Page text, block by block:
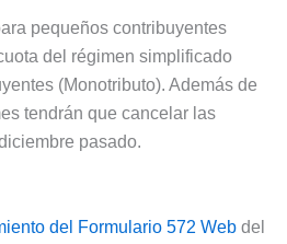
pequeños contribuyentes
del régimen simplificado
(Monotributo). Además de
tendrán que cancelar las
pasado.
del Formulario 572 Web del